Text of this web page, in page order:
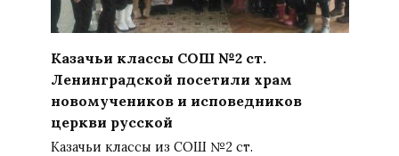
Казачьи классы СОШ №2 ст.
Ленинградской посетили храм
новомучеников и исповедников
церкви русской
Казачьи классы из СОШ №2 ст.